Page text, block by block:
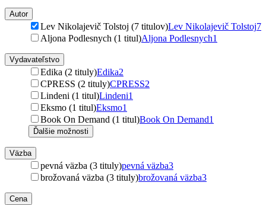
Autor
Lev Nikolajevič Tolstoj (7 titulov)Lev Nikolajevič Tolstoj7
Aljona Podlesnych (1 titul)Aljona Podlesnych1
Vydavateľstvo
Edika (2 tituly)Edika2
CPRESS (2 tituly)CPRESS2
Lindeni (1 titul)Lindeni1
Eksmo (1 titul)Eksmo1
Book On Demand (1 titul)Book On Demand1
Ďalšie možnosti
Väzba
pevná väzba (3 tituly)pevná väzba3
brožovaná väzba (3 tituly)brožovaná väzba3
Cena